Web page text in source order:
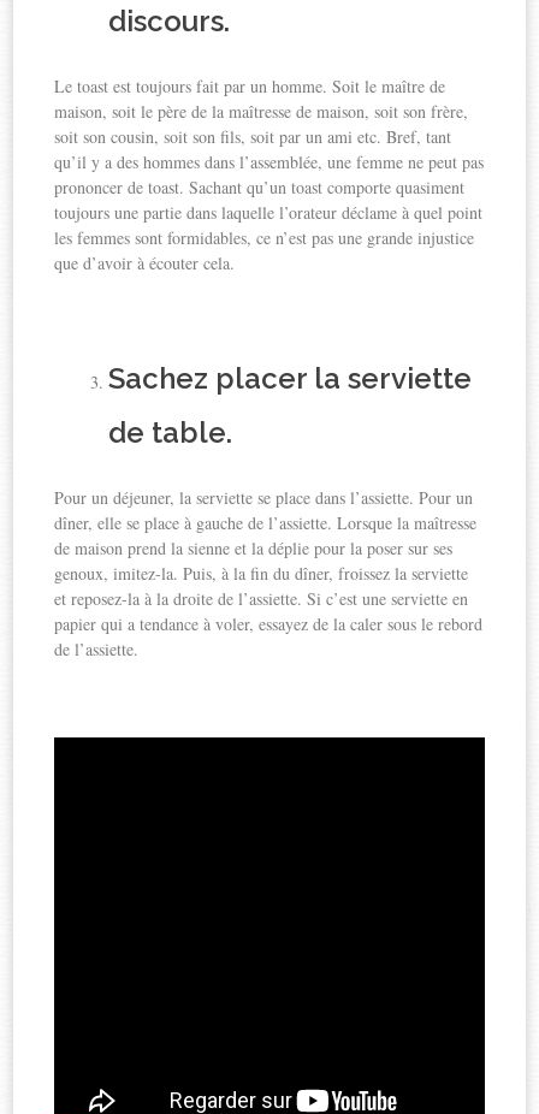
discours.
Le toast est toujours fait par un homme. Soit le maître de
maison, soit le père de la maîtresse de maison, soit son frère,
soit son cousin, soit son fils, soit par un ami etc. Bref, tant
qu’il y a des hommes dans l’assemblée, une femme ne peut pas
prononcer de toast. Sachant qu’un toast comporte quasiment
toujours une partie dans laquelle l’orateur déclame à quel point
les femmes sont formidables, ce n’est pas une grande injustice
que d’avoir à écouter cela.
Sachez placer la serviette
de table.
Pour un déjeuner, la serviette se place dans l’assiette. Pour un
dîner, elle se place à gauche de l’assiette. Lorsque la maîtresse
de maison prend la sienne et la déplie pour la poser sur ses
genoux, imitez-la. Puis, à la fin du dîner, froissez la serviette
et reposez-la à la droite de l’assiette. Si c’est une serviette en
papier qui a tendance à voler, essayez de la caler sous le rebord
de l’assiette.